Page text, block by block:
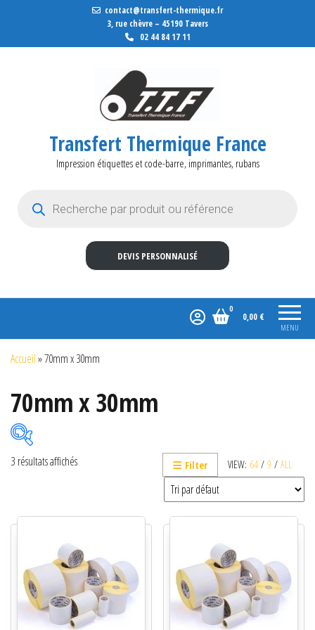
contact@transfert-thermique.fr
3, rue chèvre – 45190 Tavers
02 44 84 17 11
Transfert Thermique France
Impression étiquettes et code-barre, imprimantes, rubans
DEVIS PERSONNALISÉ
MENU
0
0,00 €
Accueil»70mm x 30mm
70mm x 30mm
Imprimantes
Lecteurs
Lecteurs code-barres de présentation
VIEW: 64 / 9 / ALL
Filter
3 résultats affichés